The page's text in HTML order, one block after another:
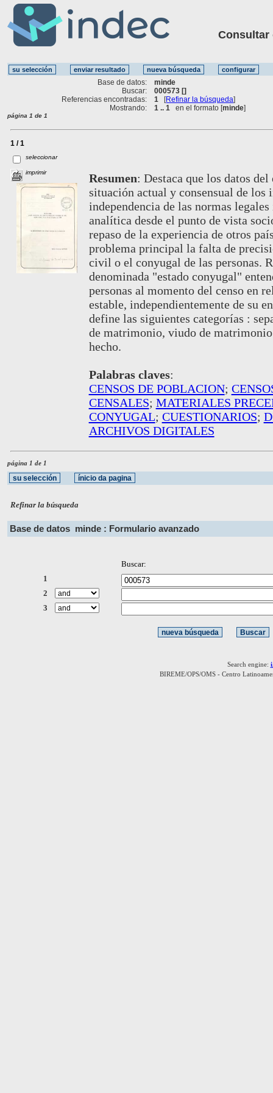
Consultar
Base de datos:
minde
Buscar:
000573 []
Referencias encontradas:
1 [Refinar la búsqueda]
Mostrando:
1 .. 1 en el formato [minde]
página 1 de 1
1 / 1
seleccionar
imprimir Resumen: Destaca que los datos
situación actual y consensual de
independencia de las normas
analítica desde el punto de vista
repaso de la experiencia de otros
problema principal la falta de
civil o el conyugal de las personas.
denominada "estado conyugal"
personas al momento del censo en
estable, independientemente de su
define las siguientes categorías :
de matrimonio, viudo de
hecho.
Palabras claves:
CENSOS DE POBLACION;
CENSALES; MATERIALES
CONYUGAL; CUESTIONARIOS;
ARCHIVOS DIGITALES
página 1 de 1
Refinar la búsqueda
Base de datos minde : Formulario avanzado
Buscar:
1
2
3
Search engine:
BIREME/OPS/OMS - Centro